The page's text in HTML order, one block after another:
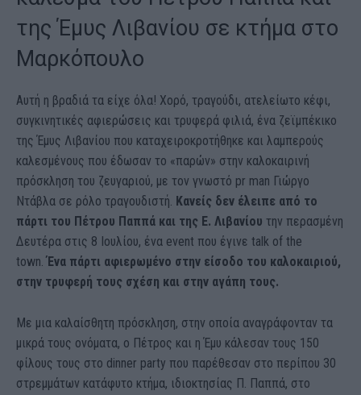
της Έμυς Λιβανίου σε κτήμα στο
Μαρκόπουλο
Αυτή η βραδιά τα είχε όλα! Χορό, τραγούδι, ατελείωτο κέφι,
συγκινητικές αφιερώσεις και τρυφερά φιλιά, ένα ζεϊμπέκικο
της Έμυς Λιβανίου που καταχειροκροτήθηκε και λαμπερούς
καλεσμένους που έδωσαν το «παρών» στην καλοκαιρινή
πρόσκληση του ζευγαριού, με τον γνωστό pr man Γιώργο
Ντάβλα σε ρόλο τραγουδιστή. Κανείς δεν έλειπε από το
πάρτι του Πέτρου Παππά και της Ε. Λιβανίου την περασμένη
Δευτέρα στις 8 Ιουλίου, ένα event που έγινε talk of the
town.Ένα πάρτι αφιερωμένο στην είσοδο του καλοκαιριού,
στην τρυφερή τους σχέση και στην αγάπη τους.
Με μια καλαίσθητη πρόσκληση, στην οποία αναγράφονταν τα
μικρά τους ονόματα, ο Πέτρος και η Έμυ κάλεσαν τους 150
φίλους τους στο dinner party που παρέθεσαν στο περίπου 30
στρεμμάτων κατάφυτο κτήμα, ιδιοκτησίας Π. Παππά, στο